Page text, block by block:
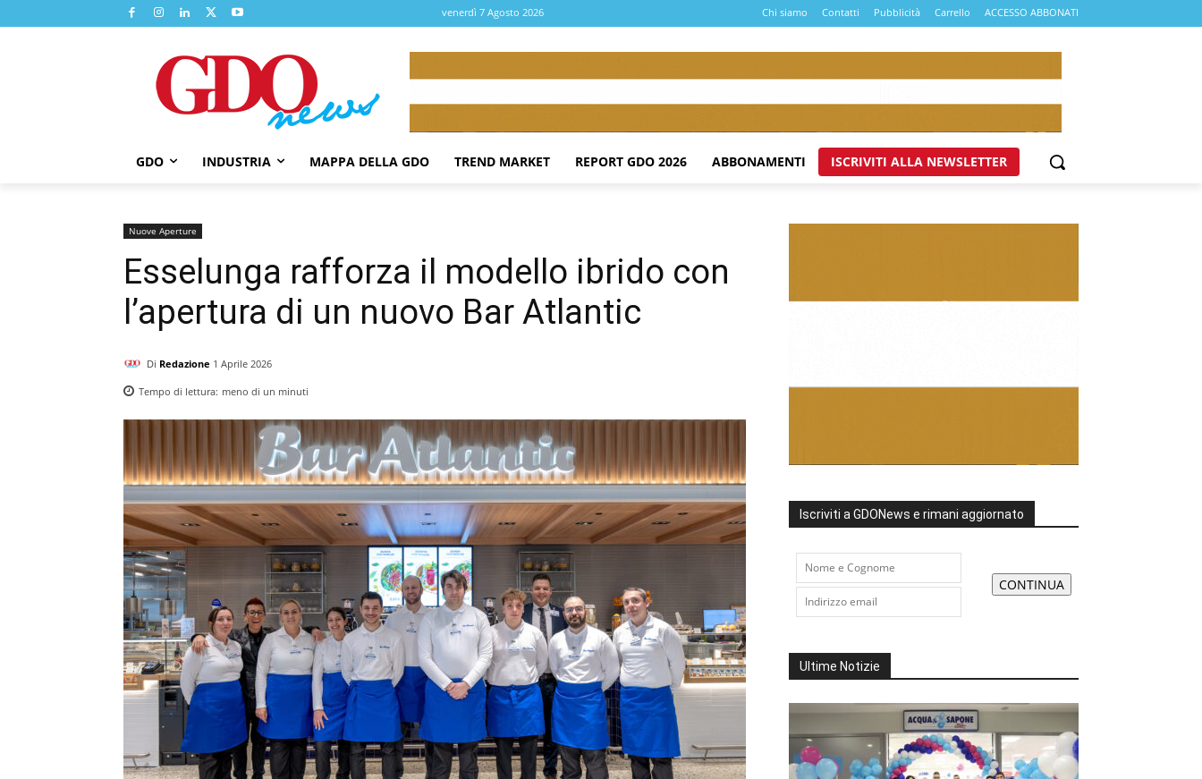
venerdì 7 Agosto 2026 Chi siamo Contatti Pubblicità Carrello ACCESSO ABBONATI
GDO INDUSTRIA MAPPA DELLA GDO TREND MARKET REPORT GDO 2026 ABBONAMENTI ISCRIVITI ALLA NEWSLETTER
Nuove Aperture
Esselunga rafforza il modello ibrido con
l’apertura di un nuovo Bar Atlantic
Di Redazione 1 Aprile 2026
Tempo di lettura: meno di un minuti
Iscriviti a GDONews e rimani aggiornato
Ultime Notizie